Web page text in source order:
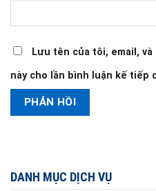
DANH MỤC DỊCH VỤ
Lưu tên của tôi, email,
này cho lần bình luận kế tiếp